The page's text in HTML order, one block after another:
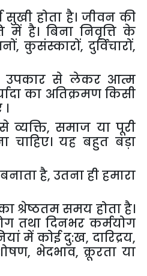
सुखी होता है। जीवन की
में है। बिना निवृत्ति के
कुसंस्कारों, दुर्विचारों,
उपकार से लेकर आत्म
का अतिक्रमण किसी
व्यक्ति, समाज या पूरी
चाहिए। यह बहुत बड़ा
है, उतना ही हमारा
श्रेष्ठतम समय होता है।
तथा दिनभर कर्मयोग
में कोई दु:ख, दारिद्रय,
भेदभाव, क्रूरता या